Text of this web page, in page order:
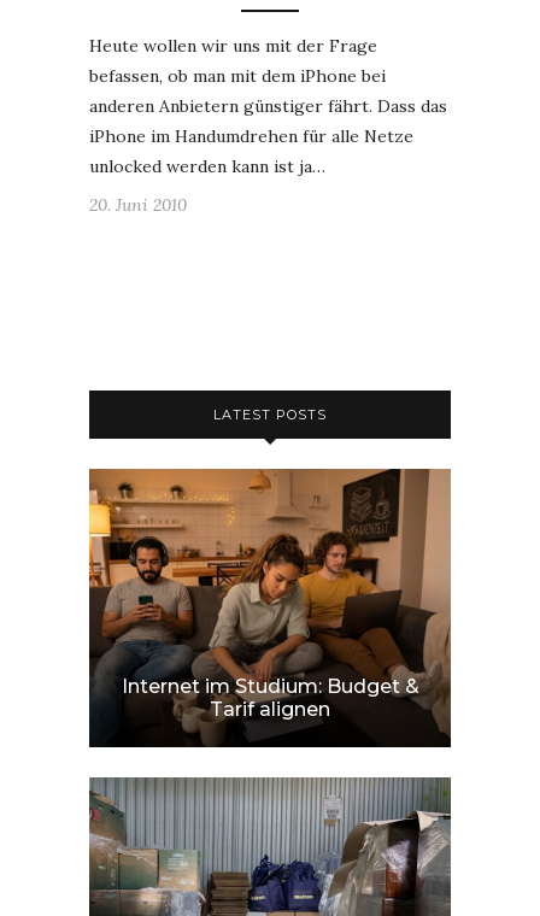
Heute wollen wir uns mit der Frage
befassen, ob man mit dem iPhone bei
anderen Anbietern günstiger fährt. Dass das
iPhone im Handumdrehen für alle Netze
unlocked werden kann ist ja…
20. Juni 2010
LATEST POSTS
Internet im Studium: Budget &
Tarif alignen